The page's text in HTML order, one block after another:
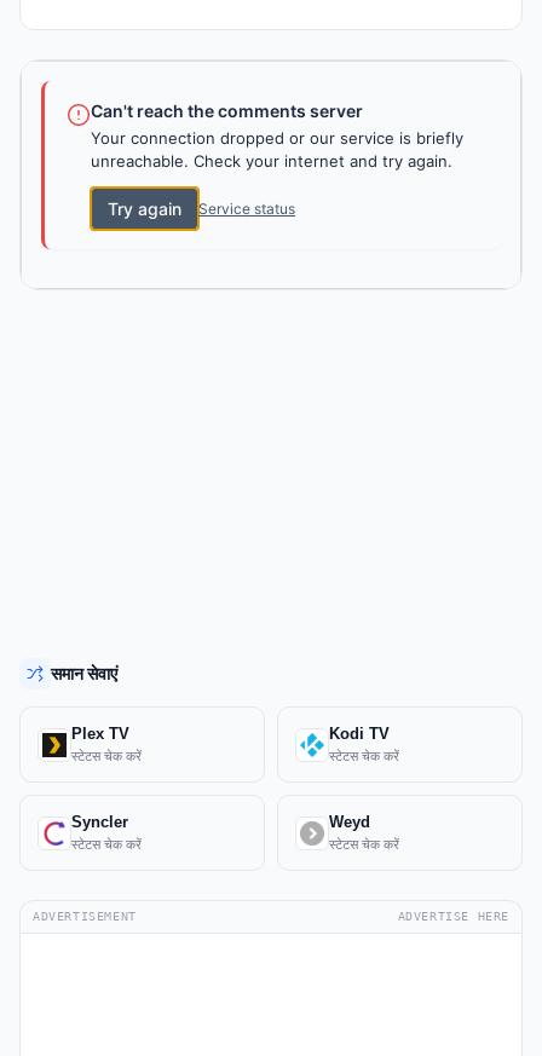
Can't reach the comments server
Your connection dropped or our service is briefly
unreachable. Check your internet and try again.
Try again Service status
समान सेवाएं
Plex TV
स्टेटस चेक करें
Kodi TV
स्टेटस चेक करें
Syncler
स्टेटस चेक करें
Weyd
स्टेटस चेक करें
ADVERTISEMENT ADVERTISE HERE